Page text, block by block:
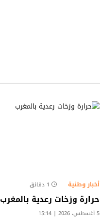
أخبار وطنية 1 دقائق
حرارة وزخات رعدية بالمغرب
5 أغسطس، 2026 | 15:14